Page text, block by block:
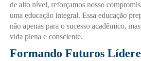
de alto nível, reforçamos nosso
uma educação integral. Essa educação
não apenas para o sucesso acadêmico,
vida plena e consciente.
Formando Futuros